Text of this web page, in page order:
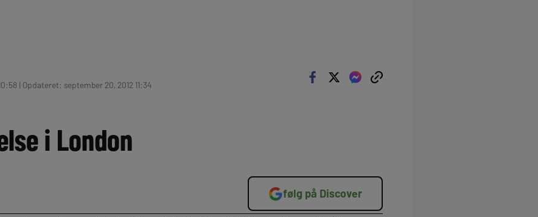
| Opdateret: september 20, 2012 11:34
i London
følg på Discover